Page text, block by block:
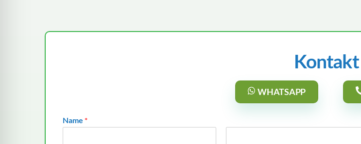
Kontakt
WHATSAPP
Name *